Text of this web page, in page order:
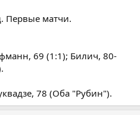
Первые матчи.
69 (1:1); Билич, 80-
78 (Оба "Рубин").